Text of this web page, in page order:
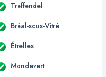
Treffendel
Bréal-sous-Vitré
Étrelles
Mondevert